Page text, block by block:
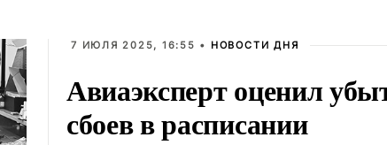
7 ИЮЛЯ 2025, 16:55 • НОВОСТИ ДНЯ
Авиаэксперт оценил
сбоев в расписании